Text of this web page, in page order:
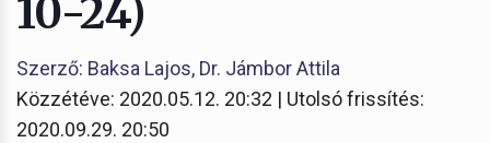
10-24)
Szerző: Baksa Lajos, Dr. Jámbor Attila
Közzétéve: 2020.05.12. 20:32 | Utolsó frissítés:
2020.09.29. 20:50